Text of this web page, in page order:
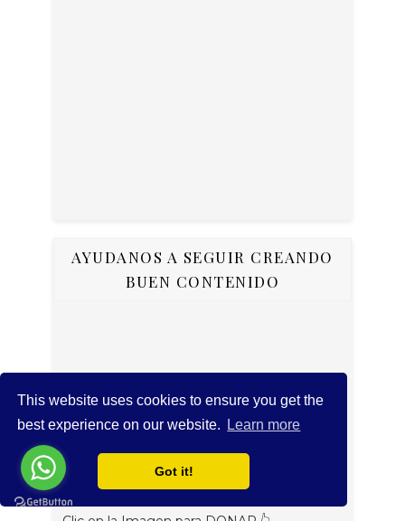
This website uses cookies to ensure you get the
best experience on our website.
Learn more
Got it!
AYUDANOS A SEGUIR CREANDO
BUEN CONTENIDO